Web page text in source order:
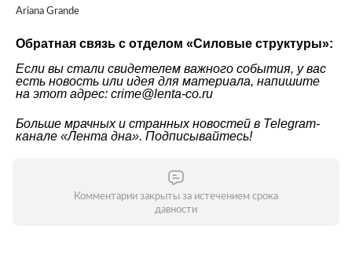
Ariana Grande
Обратная связь с отделом «Силовые структуры»:
Если вы стали свидетелем важного события, у вас
есть новость или идея для материала, напишите
на этот адрес: crime@lenta-co.ru
Больше мрачных и странных новостей в Telegram-
канале «Лента дна». Подписывайтесь!
Комментарии закрыты за истечением срока
давности